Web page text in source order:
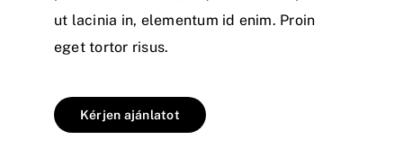
ut lacinia in, elementum id enim. Proin
eget tortor risus.
Kérjen ajánlatot